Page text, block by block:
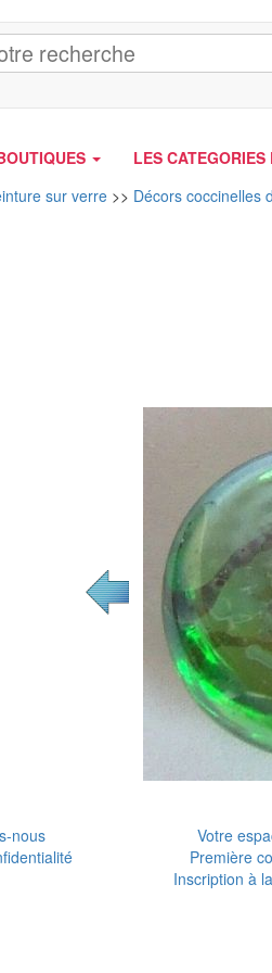
LES
sur verre >> Décors coccinelles
nous
Votre
Première
Inscription à